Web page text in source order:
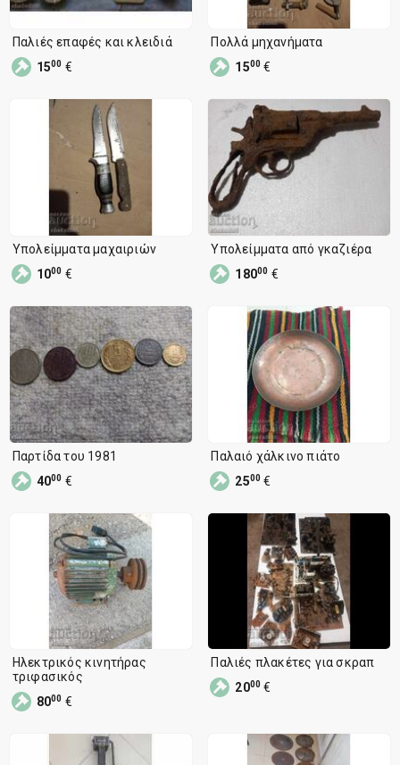
Παλιές επαφές και κλειδιά
1500 €
Πολλά μηχανήματα
1500 €
Υπολείμματα μαχαιριών
1000 €
Υπολείμματα από γκαζιέρα
18000 €
Παρτίδα του 1981
4000 €
Παλαιό χάλκινο πιάτο
2500 €
Ηλεκτρικός κινητήρας
τριφασικός
8000 €
Παλιές πλακέτες για σκραπ
2000 €